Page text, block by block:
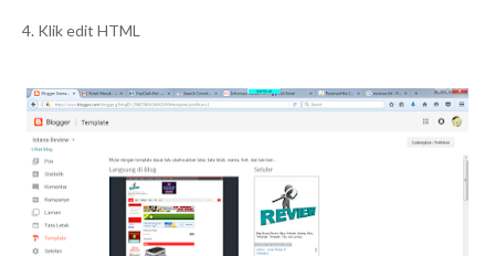
4. Klik edit HTML